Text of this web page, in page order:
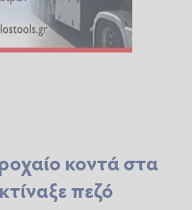
κοντά στα
πεζό